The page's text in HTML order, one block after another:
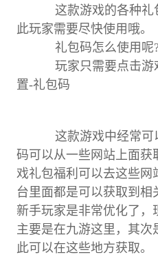
这款游戏的各种礼
此玩家需要尽快使用哦。
礼包码怎么使用呢
玩家只需要点击游
置-礼包码
这款游戏中经常可
码可以从一些网站上面获
戏礼包福利可以去这些网
台里面都是可以获取到
新手玩家是非常优化了，
主要是在九游这里，其次
此可以在这些地方获取。